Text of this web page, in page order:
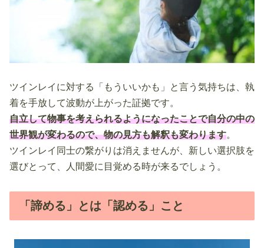
ツインレイに対する「もういいかも」と言う気持ちは、執
着を手放して波動が上がった証拠です。
自立して物事を考えられるようになったことで自分の中の
世界観が変わるので、物の見方も解釈も変わります。
ツインレイ同士の繋がりは消えませんが、新しい選択肢を
選びとって、人間愛に目覚める時が来るでしょう。
「諦める」とは「認める」こと